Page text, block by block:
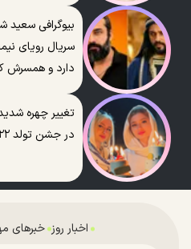
بیوگرافی سعید
سریال رویای
دارد و همسرش
تغییر چهره
در جشن تولد ۲۲ سالگی + تصاویر
اخبار روز خبرهای